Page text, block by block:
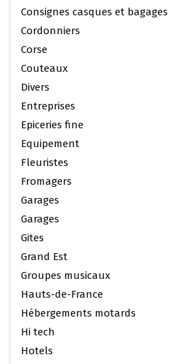
Consignes casques et bagages
Cordonniers
Corse
Couteaux
Divers
Entreprises
Epiceries fine
Equipement
Fleuristes
Fromagers
Garages
Garages
Gites
Grand Est
Groupes musicaux
Hauts-de-France
Hébergements motards
Hi tech
Hotels